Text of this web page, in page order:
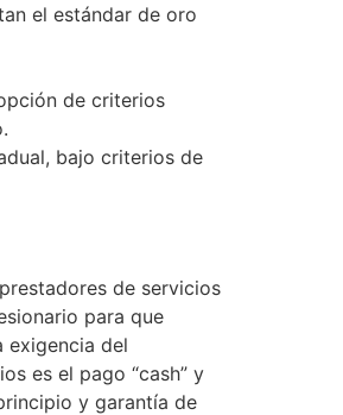
el estándar de oro
de criterios
bajo criterios de
de servicios
para que
exigencia del
es el pago “cash” y
y garantía de